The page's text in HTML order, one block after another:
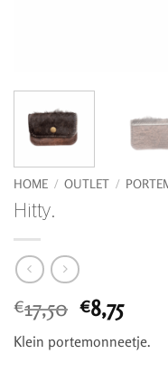
HOME / OUTLET /
Hitty.
€17,50
prijs
was:
€8,75
prijs
is:
Klein portemonneetje.